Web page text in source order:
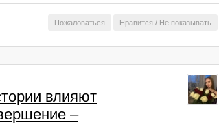
Нравится / Не показывать
Пожаловаться
влияют
–